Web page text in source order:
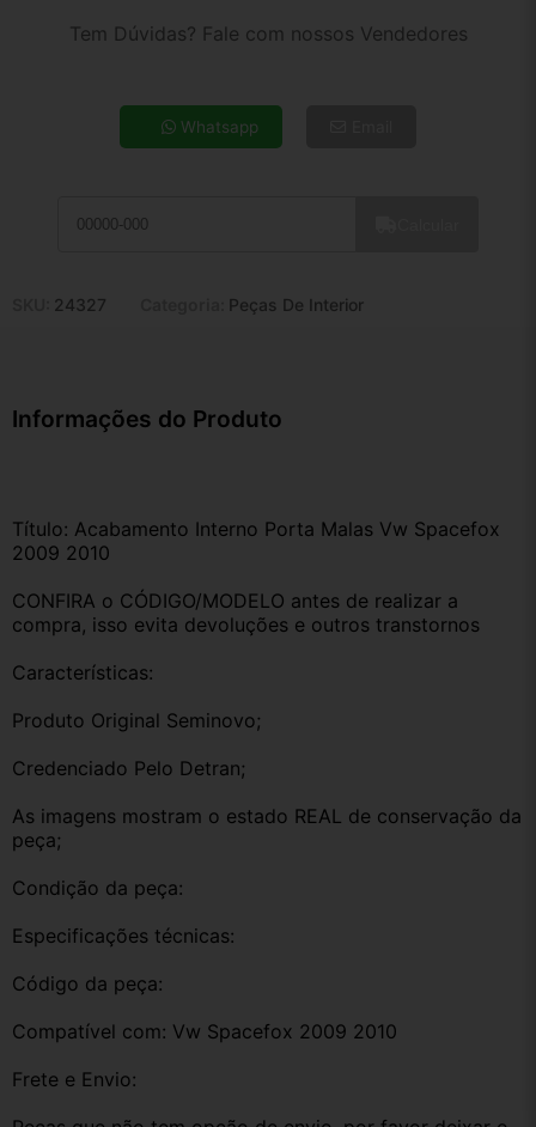
5x de R$ 23,81
6x de R$ 20,08
9x de R$ 13,86
Tem Dúvidas? Fale com nossos Vendedores
Whatsapp
24327 Peças De Interior
Informações do Produto
Título: Acabamento Interno Porta Malas Vw Spacefox
2009 2010
CONFIRA o CÓDIGO/MODELO antes de realizar a
compra, isso evita devoluções e outros transtornos
Características:
Produto Original Seminovo;
Credenciado Pelo Detran;
As imagens mostram o estado REAL de conservação da
peça;
Condição da peça:
Especificações técnicas:
Código da peça:
Compatível com: Vw Spacefox 2009 2010
Frete e Envio: